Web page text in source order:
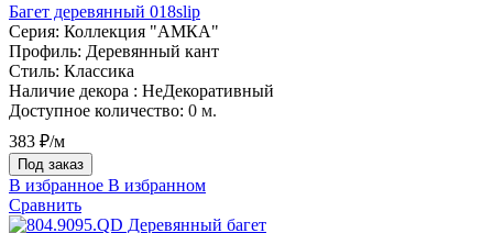
Багет деревянный 018slip
Серия: Коллекция "АМКА"
Профиль: Деревянный кант
Стиль: Классика
Наличие декора : НеДекоративный
Доступное количество: 0 м.
383 ₽/м
Под заказ
В избранное В избранном
Сравнить